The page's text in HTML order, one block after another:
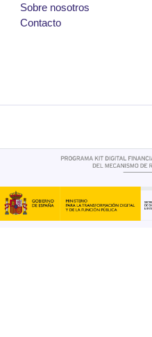
Sobre nosotros
Contacto